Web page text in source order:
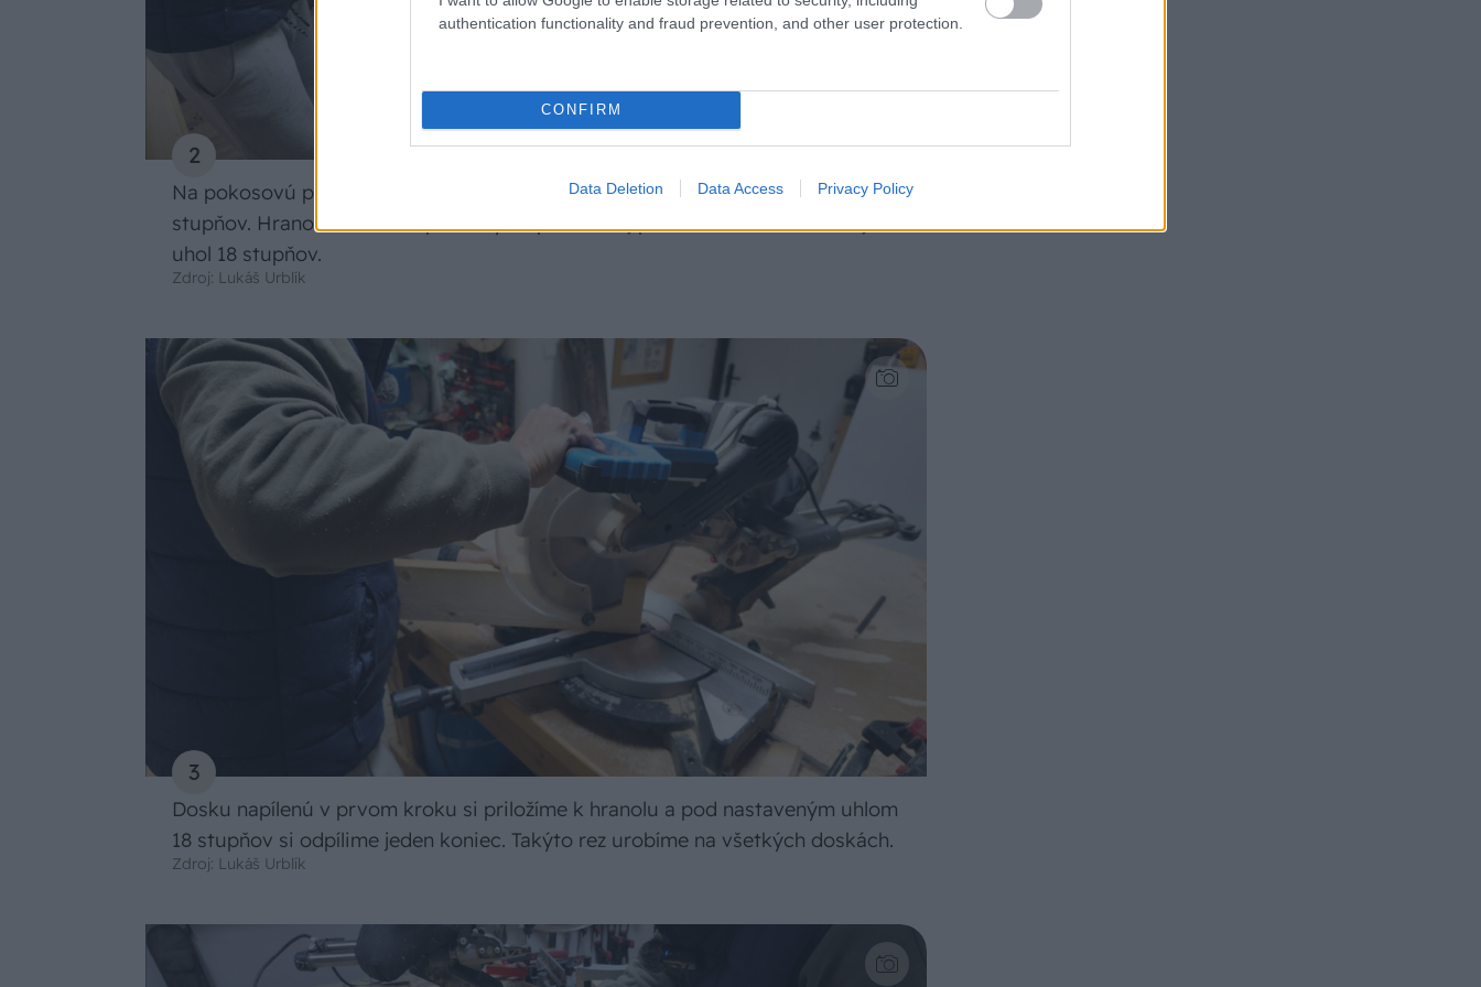
authentication functionality and fraud prevention, and other user protection.
CONFIRM
Data Deletion Data Access Privacy Policy
2
Na pokosovú pílu si upevníme hrubší hranol, ktorý si odpílime pod uhlom 45
stupňov. Hranol necháme upevnený na pokosovej píle a nastavíme si na nej
uhol 18 stupňov.
Zdroj: Lukáš Urblík
3
Dosku napílenú v prvom kroku si priložíme k hranolu a pod nastaveným uhlom
18 stupňov si odpílime jeden koniec. Takýto rez urobíme na všetkých doskách.
Zdroj: Lukáš Urblík